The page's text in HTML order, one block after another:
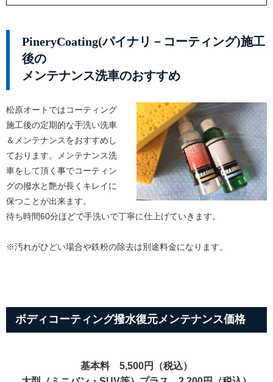
PineryCoating(パイナリ－コーティング)施工
後の
メンテナンス洗車のおすすめ
松原オートではコーティング
施工後の定期的な手洗い洗車
＆メンテナンスをおすすめし
ております。メンテナンス洗
車をして頂く事でコーティン
グの撥水と艶が長くキレイに
保つことが出来ます。
待ち時間60分ほどで手洗いで丁寧に仕上げていきます。
※汚れがひどい場合や鉄粉の除去は別途料金になります。
ボディコーティング撥水復元メンテナンス価格
基本料 5,500円（税込）